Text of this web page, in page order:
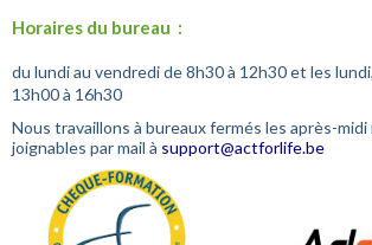
Horaires du bureau :
du lundi au vendredi de 8h30 à 12h30 et les
13h00 à 16h30
Nous travaillons à bureaux fermés les après-
joignables par mail à support@actforlife.be